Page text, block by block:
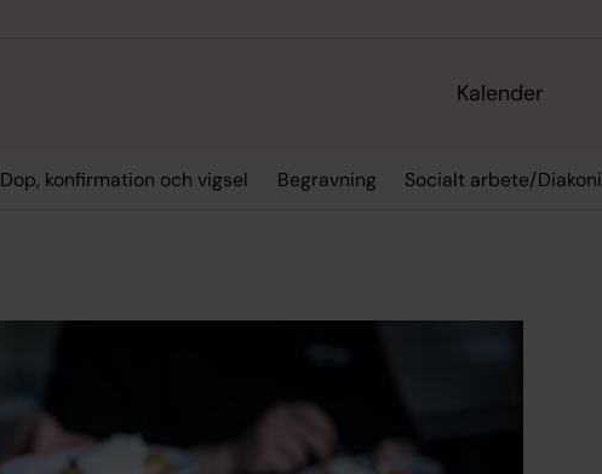
Kalender
Dop, konfirmation och vigsel Begravning Socialt arbete/Diakoni